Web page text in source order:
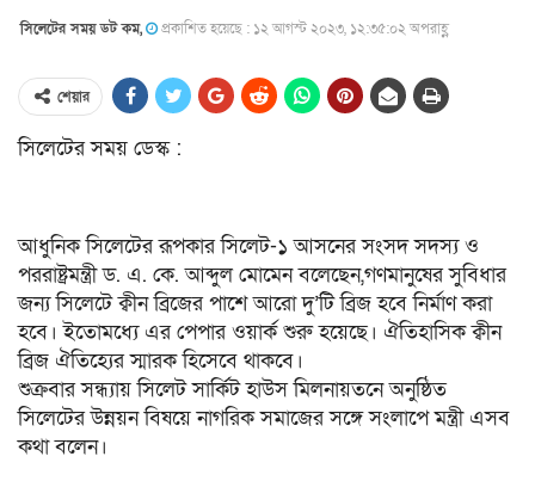
সিলেটের সময় ডট কম, প্রকাশিত হয়েছে : ১২ আগস্ট ২০২৩, ১২:৩৫:০২ অপরাহ্ণ
শেয়ার
সিলেটের সময় ডেস্ক :
আধুনিক সিলেটের রূপকার সিলেট-১ আসনের সংসদ সদস্য ও
পররাষ্ট্রমন্ত্রী ড. এ. কে. আব্দুল মোমেন বলেছেন,গণমানুষের সুবিধার
জন্য সিলেটে ক্বীন ব্রিজের পাশে আরো দু’টি ব্রিজ হবে নির্মাণ করা
হবে। ইতোমধ্যে এর পেপার ওয়ার্ক শুরু হয়েছে। ঐতিহাসিক ক্বীন
ব্রিজ ঐতিহ্যের স্মারক হিসেবে থাকবে।
শুক্রবার সন্ধ্যায় সিলেট সার্কিট হাউস মিলনায়তনে অনুষ্ঠিত
সিলেটের উন্নয়ন বিষয়ে নাগরিক সমাজের সঙ্গে সংলাপে মন্ত্রী এসব
কথা বলেন।